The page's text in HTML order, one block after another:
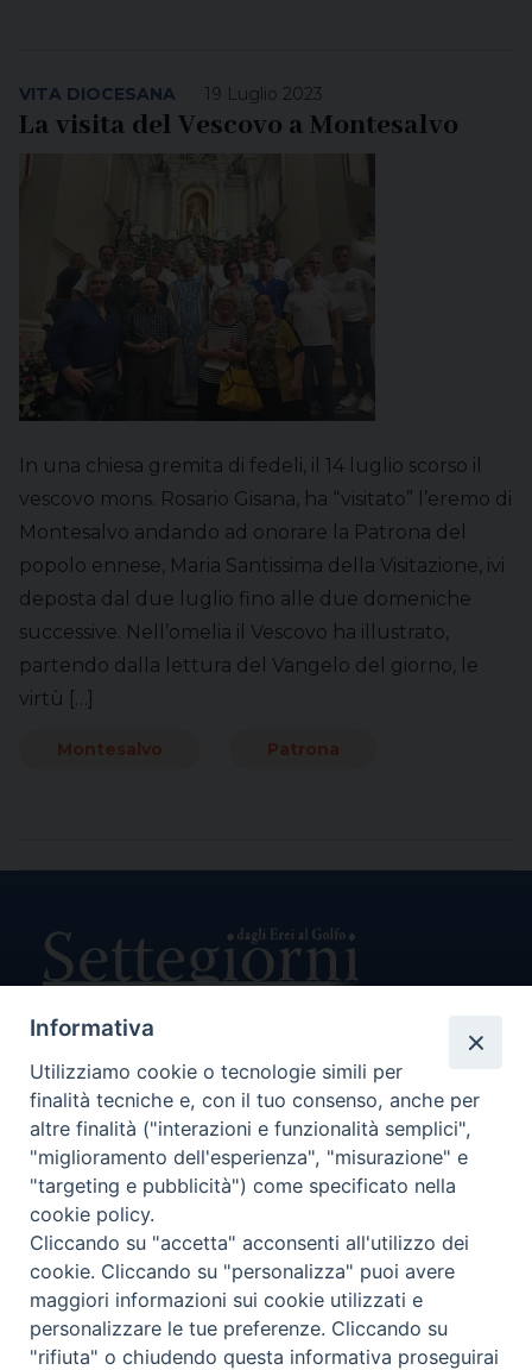
19 Luglio 2023
VITA DIOCESANA
La visita del Vescovo a Montesalvo
In una chiesa gremita di fedeli, il 14 luglio scorso il
vescovo mons. Rosario Gisana, ha “visitato” l’eremo di
Montesalvo andando ad onorare la Patrona del
popolo ennese, Maria Santissima della Visitazione, ivi
deposta dal due luglio fino alle due domeniche
successive. Nell’omelia il Vescovo ha illustrato,
partendo dalla lettura del Vangelo del giorno, le
virtù […]
Montesalvo Patrona
Direttore Responsabile Giuseppe Rabita
Direttore Amministrativo Salvatore Bruno
Editore e Proprietà Opera di Religione della Diocesi di Piazza
Armerina,
Via Cammarata, 21 – Piazza Armerina
P. I. 01121870867
Autorizzazione Tribunale di Enna n. 113 del 24/2/2007
SEGUICI SU:
CHI SIAMO PRIVACY POLICY
Informativa
Utilizziamo cookie o tecnologie simili per
finalità tecniche e, con il tuo consenso, anche per
altre finalità ("interazioni e funzionalità semplici",
"miglioramento dell'esperienza", "misurazione" e
"targeting e pubblicità") come specificato nella
cookie policy.
Cliccando su "accetta" acconsenti all'utilizzo dei
cookie. Cliccando su "personalizza" puoi avere
maggiori informazioni sui cookie utilizzati e
personalizzare le tue preferenze. Cliccando su
"rifiuta" o chiudendo questa informativa proseguirai